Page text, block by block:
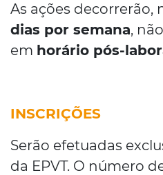
As ações decorrerão,
dias por semana,
em horário pós-
INSCRIÇÕES
Serão efetuadas
da EPVT. O número